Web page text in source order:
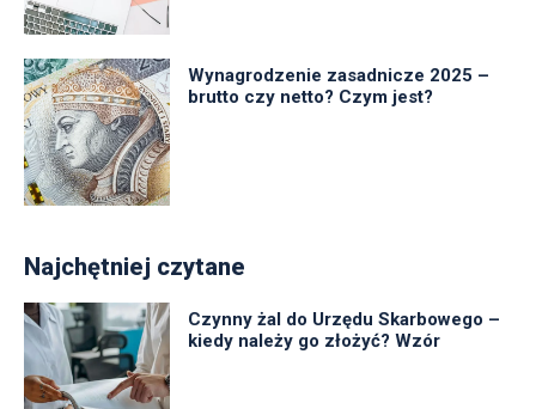
Wynagrodzenie zasadnicze 2025 –
brutto czy netto? Czym jest?
Najchętniej czytane
Czynny żal do Urzędu Skarbowego –
kiedy należy go złożyć? Wzór